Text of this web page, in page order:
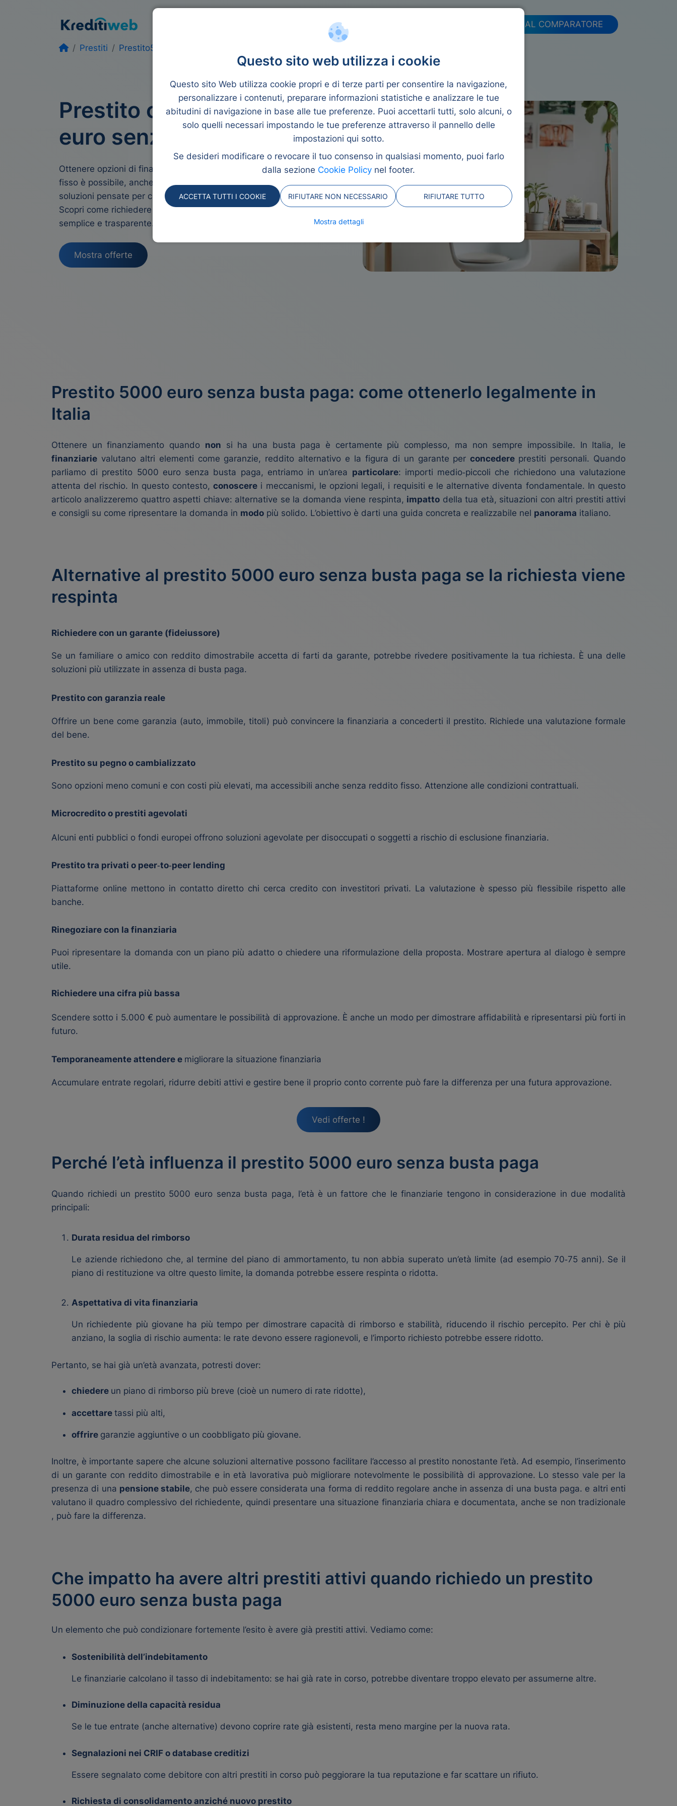
Questo sito web utilizza i cookie
Questo sito Web utilizza cookie propri e di terze parti per consentire la navigazione,
personalizzare i contenuti, preparare informazioni statistiche e analizzare le tue
abitudini di navigazione in base alle tue preferenze. Puoi accettarli tutti, solo alcuni, o
solo quelli necessari impostando le tue preferenze attraverso il pannello delle
impostazioni qui sotto.
Se desideri modificare o revocare il tuo consenso in qualsiasi momento, puoi farlo
dalla sezione Cookie Policy nel footer.
ACCETTA TUTTI I COOKIE RIFIUTARE NON NECESSARIO RIFIUTARE TUTTO
Mostra dettagli
VAI AL COMPARATORE
Prestiti Prestito5000 euro senza busta paga
Prestito compass 5000
euro senza busta paga
Ottenere opzioni di finanziamento senza un contratto di lavoro
fisso è possibile, anche per importi come 5000 euro. Offre
soluzioni pensate per chi ha redditi alternativi o garanti affidabili.
Scopri come richiedere un prestito personalizzato in modo
semplice e trasparente. Confronta gratis le opzioni
Mostra offerte
Prestito 5000 euro senza busta paga: come ottenerlo legalmente in
Italia
Ottenere un finanziamento quando non si ha una busta paga è certamente più complesso, ma non sempre impossibile. In Italia, le
finanziarie valutano altri elementi come garanzie, reddito alternativo e la figura di un garante perconcedere prestiti personali. Quando
parliamo di prestito 5000 euro senza busta paga, entriamo in un’area particolare: importi medio‑piccoli che richiedono una valutazione
attenta del rischio. In questo contesto,conoscere i meccanismi, le opzioni legali, i requisiti e le alternative diventa fondamentale. In questo
articolo analizzeremo quattro aspetti chiave: alternative se la domanda viene respinta, impatto della tua età, situazioni con altri prestiti attivi
e consigli su come ripresentare la domanda in modo più solido. L’obiettivo è darti una guida concreta e realizzabile nel panorama italiano.
Alternative al prestito 5000 euro senza busta paga se la richiesta viene
respinta
Richiedere con un garante (fideiussore)
Se un familiare o amico con reddito dimostrabile accetta di farti da garante, potrebbe rivedere positivamente la tua richiesta. È una delle
soluzioni più utilizzate in assenza di busta paga.
Prestito con garanzia reale
Offrire un bene come garanzia (auto, immobile, titoli) può convincere la finanziaria a concederti il prestito. Richiede una valutazione formale
del bene.
Prestito su pegno o cambializzato
Sono opzioni meno comuni e con costi più elevati, ma accessibili anche senza reddito fisso. Attenzione alle condizioni contrattuali.
Microcredito o prestiti agevolati
Alcuni enti pubblici o fondi europei offrono soluzioni agevolate per disoccupati o soggetti a rischio di esclusione finanziaria.
Prestito tra privati o peer‑to‑peer lending
Piattaforme online mettono in contatto diretto chi cerca credito con investitori privati. La valutazione è spesso più flessibile rispetto alle
banche.
Rinegoziare con la finanziaria
Puoi ripresentare la domanda con un piano più adatto o chiedere una riformulazione della proposta. Mostrare apertura al dialogo è sempre
utile.
Richiedere una cifra più bassa
Scendere sotto i 5.000 € può aumentare le possibilità di approvazione. È anche un modo per dimostrare affidabilità e ripresentarsi più forti in
futuro.
Temporaneamente attendere e migliorare la situazione finanziaria
Accumulare entrate regolari, ridurre debiti attivi e gestire bene il proprio conto corrente può fare la differenza per una futura approvazione.
Vedi offerte !
Perché l’età influenza il prestito 5000 euro senza busta paga
Quando richiedi un prestito 5000 euro senza busta paga, l’età è un fattore che le finanziarie tengono in considerazione in due modalità
principali:
Durata residua del rimborso
Le aziende richiedono che, al termine del piano di ammortamento, tu non abbia superato un’età limite (ad esempio 70‑75 anni). Se il
piano di restituzione va oltre questo limite, la domanda potrebbe essere respinta o ridotta.
Aspettativa di vita finanziaria
Un richiedente più giovane ha più tempo per dimostrare capacità di rimborso e stabilità, riducendo il rischio percepito. Per chi è più
anziano, la soglia di rischio aumenta: le rate devono essere ragionevoli, e l’importo richiesto potrebbe essere ridotto.
Pertanto, se hai già un’età avanzata, potresti dover:
chiedere un piano di rimborso più breve (cioè un numero di rate ridotte),
accettare tassi più alti,
offrire garanzie aggiuntive o un coobbligato più giovane.
Inoltre, è importante sapere che alcune soluzioni alternative possono facilitare l’accesso al prestito nonostante l’età. Ad esempio, l’inserimento
di un garante con reddito dimostrabile e in età lavorativa può migliorare notevolmente le possibilità di approvazione. Lo stesso vale per la
presenza di una pensione stabile, che può essere considerata una forma di reddito regolare anche in assenza di una busta paga. e altri enti
valutano il quadro complessivo del richiedente, quindi presentare una situazione finanziaria chiara e documentata, anche se non tradizionale
, può fare la differenza.
Che impatto ha avere altri prestiti attivi quando richiedo un prestito
5000 euro senza busta paga
Un elemento che può condizionare fortemente l’esito è avere già prestiti attivi. Vediamo come:
Sostenibilità dell’indebitamento
Le finanziarie calcolano il tasso di indebitamento: se hai già rate in corso, potrebbe diventare troppo elevato per assumerne altre.
Diminuzione della capacità residua
Se le tue entrate (anche alternative) devono coprire rate già esistenti, resta meno margine per la nuova rata.
Segnalazioni nei CRIF o database creditizi
Essere segnalato come debitore con altri prestiti in corso può peggiorare la tua reputazione e far scattare un rifiuto.
Richiesta di consolidamento anziché nuovo prestito